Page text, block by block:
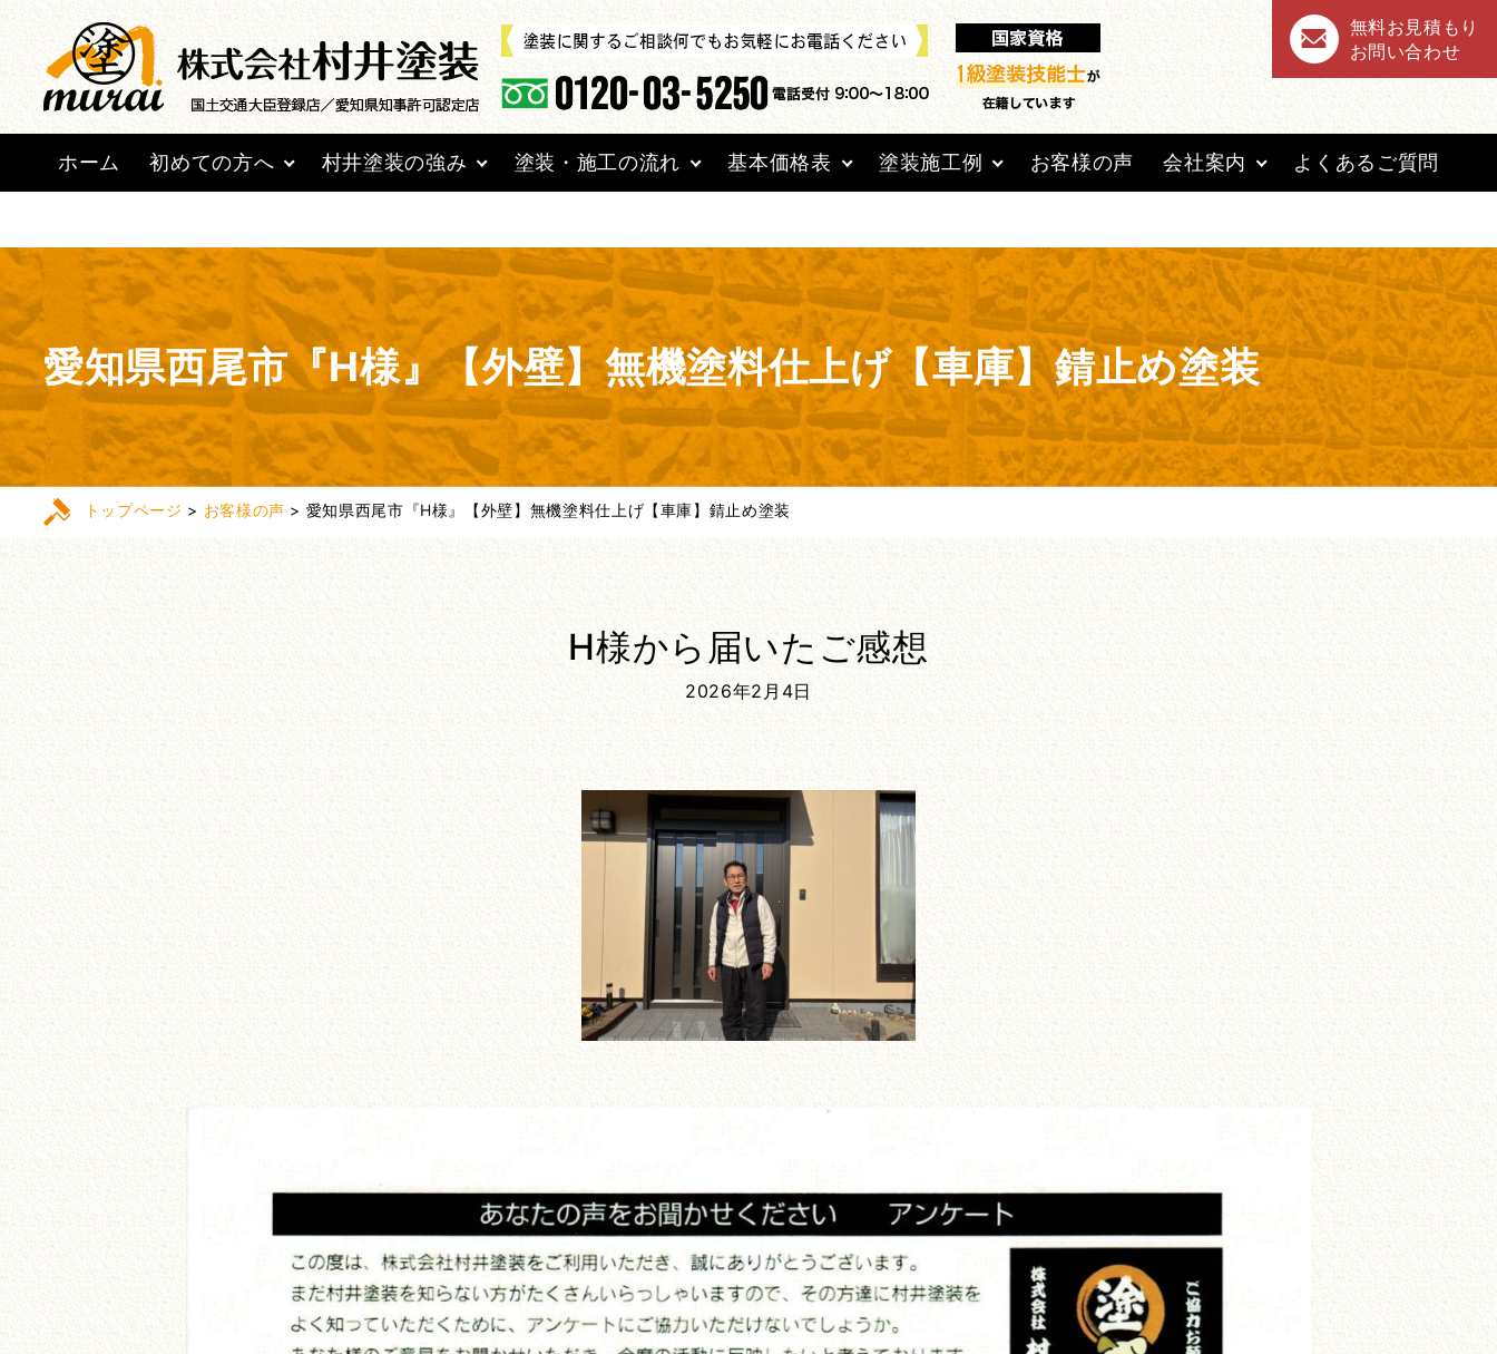
Warning: Undefined array key 0 in/home/lctxs37/muraitoso.jp/public_html/wpcms/wp-content/themes/murai-base/single-voice.php on line 8
無料お見積もり
お問い合わせ
ホーム 初めての方へ 村井塗装の強み 塗装・施工の流れ 基本価格表 塗装施工例 お客様の声 会社案内 よくあるご質問
愛知県西尾市『H様』【外壁】無機塗料仕上げ【車庫】錆止め塗装
トップページ > お客様の声 > 愛知県西尾市『H様』【外壁】無機塗料仕上げ【車庫】錆止め塗装
H様から届いたご感想
2026年2月4日